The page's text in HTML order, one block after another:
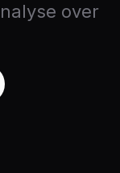
over